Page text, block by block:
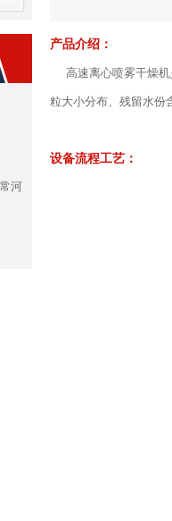
河
产品介绍：
高速离心喷雾干燥
粒大小分布、残留水份
设备流程工艺：